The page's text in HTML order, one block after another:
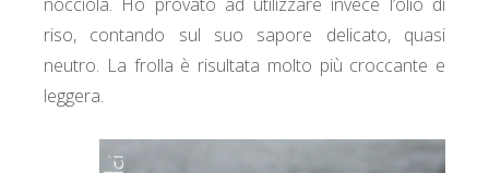
riso, contando sul suo sapore delicato, quasi
neutro. La frolla è risultata molto più croccante e
leggera.